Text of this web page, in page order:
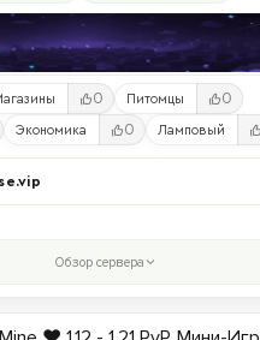
0 Питомцы 0
Экономика 0 Ламповый
Обзор сервера